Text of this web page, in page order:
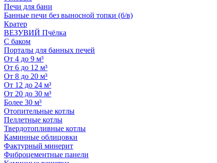
Печи для бани
Банные печи без выносной топки (б/в)
Кратер
ВЕЗУВИЙ Пчёлка
С баком
Порталы для банных печей
От 4 до 9 м³
От 6 до 12 м³
От 8 до 20 м³
От 12 до 24 м³
От 20 до 30 м³
Более 30 м³
Отопительные котлы
Пеллетные котлы
Твердотопливные котлы
Каминные облицовки
Фактурный минерит
Фиброцементные панели